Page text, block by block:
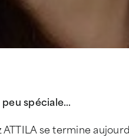
peu spéciale…
se termine